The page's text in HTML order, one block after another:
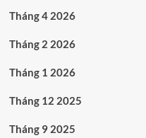
Tháng 4 2026
Tháng 2 2026
Tháng 1 2026
Tháng 12 2025
Tháng 9 2025